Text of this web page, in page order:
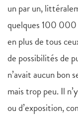
un par un,
quelques 100
en plus de tous
de possibilités de
n’avait aucun bon
mais trop peu. Il
ou d’exposition,